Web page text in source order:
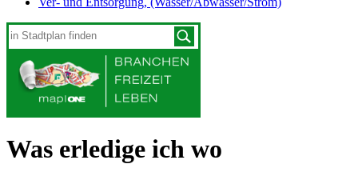
Was erledige ich wo